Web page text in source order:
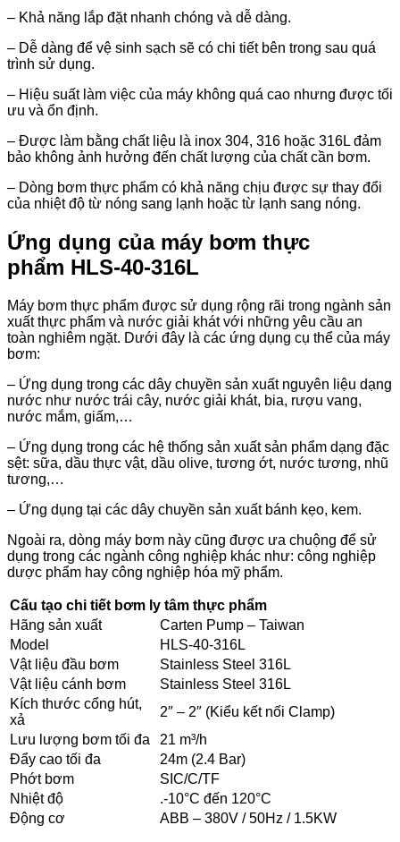
– Khả năng lắp đặt nhanh chóng và dễ dàng.
– Dễ dàng để vệ sinh sạch sẽ có chi tiết bên trong sau quá
trình sử dụng.
– Hiệu suất làm việc của máy không quá cao nhưng được tối
ưu và ổn định.
– Được làm bằng chất liệu là inox 304, 316 hoặc 316L đảm
bảo không ảnh hưởng đến chất lượng của chất cần bơm.
– Dòng bơm thực phẩm có khả năng chịu được sự thay đổi
của nhiệt độ từ nóng sang lạnh hoặc từ lạnh sang nóng.
Ứng dụng của máy bơm thực
phẩm HLS-40-316L
Máy bơm thực phẩm được sử dụng rộng rãi trong ngành sản
xuất thực phẩm và nước giải khát với những yêu cầu an
toàn nghiêm ngặt. Dưới đây là các ứng dụng cụ thể của máy
bơm:
– Ứng dụng trong các dây chuyền sản xuất nguyên liệu dạng
nước như nước trái cây, nước giải khát, bia, rượu vang,
nước mắm, giấm,…
– Ứng dụng trong các hệ thống sản xuất sản phẩm dạng đặc
sệt: sữa, dầu thực vật, dầu olive, tương ớt, nước tương, nhũ
tương,…
– Ứng dụng tại các dây chuyền sản xuất bánh kẹo, kem.
Ngoài ra, dòng máy bơm này cũng được ưa chuộng để sử
dụng trong các ngành công nghiệp khác như: công nghiệp
dược phẩm hay công nghiệp hóa mỹ phẩm.
Cấu tạo chi tiết bơm ly tâm thực phẩm
Hãng sản xuất
Carten Pump – Taiwan
Model
HLS-40-316L
Vật liệu đầu bơm
Stainless Steel 316L
Vật liệu cánh bơm
Stainless Steel 316L
Kích thước cổng hút,
xả
2″ – 2″ (Kiểu kết nối Clamp)
Lưu lượng bơm tối đa
21 m³/h
Đẩy cao tối đa
24m (2.4 Bar)
Phớt bơm
SIC/C/TF
Nhiệt độ
.-10°C đến 120°C
Động cơ
ABB – 380V / 50Hz / 1.5KW